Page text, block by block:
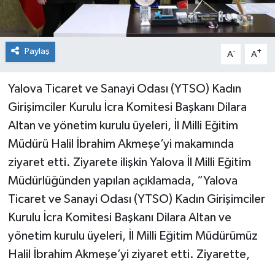
Paylaş A- A+
Yalova Ticaret ve Sanayi Odası (YTSO) Kadın
Girişimciler Kurulu İcra Komitesi Başkanı Dilara
Altan ve yönetim kurulu üyeleri, İl Milli Eğitim
Müdürü Halil İbrahim Akmeşe’yi makamında
ziyaret etti. Ziyarete ilişkin Yalova İl Milli Eğitim
Müdürlüğünden yapılan açıklamada, “Yalova
Ticaret ve Sanayi Odası (YTSO) Kadın Girişimciler
Kurulu İcra Komitesi Başkanı Dilara Altan ve
yönetim kurulu üyeleri, İl Milli Eğitim Müdürümüz
Halil İbrahim Akmeşe’yi ziyaret etti. Ziyarette,